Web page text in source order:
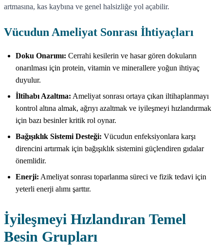
artmasına, kas kaybına ve genel halsizliğe yol açabilir.
Vücudun Ameliyat Sonrası İhtiyaçları
Doku Onarımı: Cerrahi kesilerin ve hasar gören dokuların
onarılması için protein, vitamin ve minerallere yoğun ihtiyaç
duyulur.
İltihabı Azaltma: Ameliyat sonrası ortaya çıkan iltihaplanmayı
kontrol altına almak, ağrıyı azaltmak ve iyileşmeyi hızlandırmak
için bazı besinler kritik rol oynar.
Bağışıklık Sistemi Desteği: Vücudun enfeksiyonlara karşı
direncini artırmak için bağışıklık sistemini güçlendiren gıdalar
önemlidir.
Enerji: Ameliyat sonrası toparlanma süreci ve fizik tedavi için
yeterli enerji alımı şarttır.
İyileşmeyi Hızlandıran Temel
Besin Grupları